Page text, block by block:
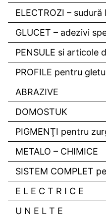
ELECTROZI –
GLUCET – adezivi
PENSULE si articole
PROFILE pentru
ABRAZIVE
DOMOSTUK
PIGMENŢI pentru
METALO – CHIMICE
SISTEM COMPLET
E L E C T R I C E
U N E L T E